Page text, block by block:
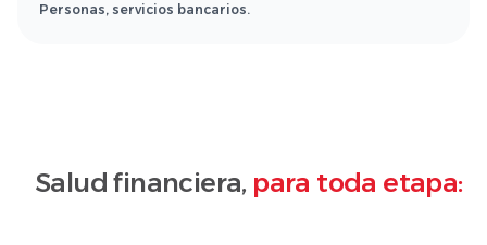
Personas, servicios bancarios.
Salud financiera, para toda etapa: